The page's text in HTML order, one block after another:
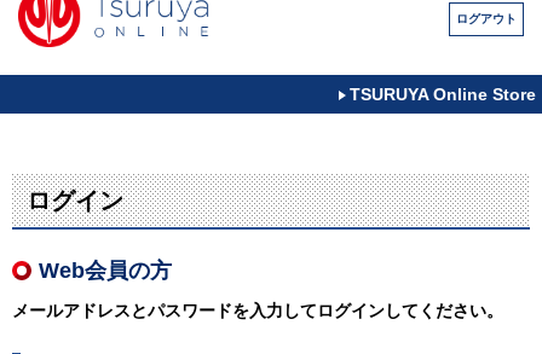
ログアウト
TSURUYA Online Store
ログイン
Web会員の方
メールアドレスとパスワードを入力してログインしてください。